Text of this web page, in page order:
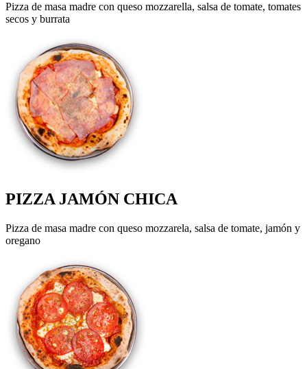
Pizza de masa madre con queso mozzarella, salsa de tomate, tomates
secos y burrata
PIZZA JAMÓN CHICA
Pizza de masa madre con queso mozzarela, salsa de tomate, jamón y
oregano